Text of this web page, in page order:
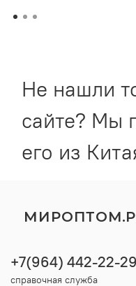
Не нашли
сайте? Мы
его из
+7(964) 442-22-29
справочная служба